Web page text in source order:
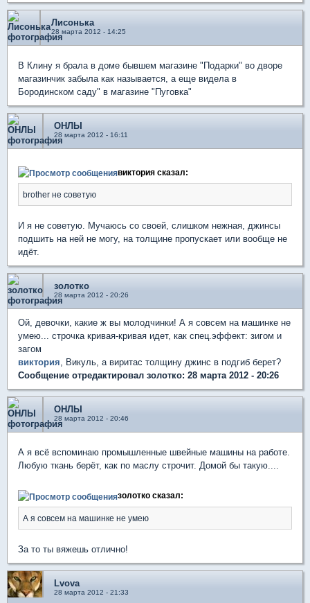
Лисонька
28 марта 2012 - 14:25
В Клину я брала в доме бывшем магазине "Подарки" во дворе
магазинчик забыла как называется, а еще видела в
Бородинском саду" в магазине "Пуговка"
ОНЛЫ
28 марта 2012 - 16:11
виктория сказал:
brother не советую
И я не советую. Мучаюсь со своей, слишком нежная, джинсы
подшить на ней не могу, на толщине пропускает или вообще не
идёт.
золотко
28 марта 2012 - 20:26
Ой, девочки, какие ж вы молодчинки! А я совсем на машинке не
умею... строчка кривая-кривая идет, как спец.эффект: зигом и
загом
виктория, Викуль, а виритас толщину джинс в подгиб берет?
Сообщение отредактировал золотко: 28 марта 2012 - 20:26
ОНЛЫ
28 марта 2012 - 20:46
А я всё вспоминаю промышленные швейные машины на работе.
Любую ткань берёт, как по маслу строчит. Домой бы такую....
золотко сказал:
А я совсем на машинке не умею
За то ты вяжешь отлично!
Lvova
28 марта 2012 - 21:33